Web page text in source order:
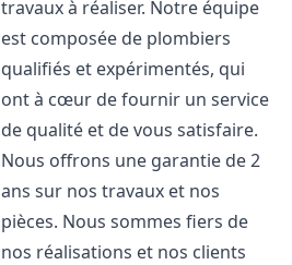
travaux à réaliser. Notre équipe
est composée de plombiers
qualifiés et expérimentés, qui
ont à cœur de fournir un service
de qualité et de vous satisfaire.
Nous offrons une garantie de 2
ans sur nos travaux et nos
pièces. Nous sommes fiers de
nos réalisations et nos clients